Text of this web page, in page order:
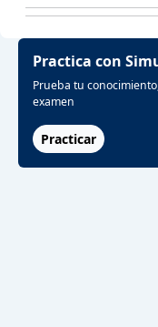
Practica con
Prueba tu
examen
Practicar